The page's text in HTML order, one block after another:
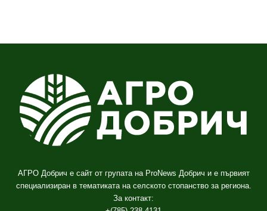
АГРО Добрич е сайт от групата на ProNews Добрич и е първият
специализиран в тематиката на селското стопанство за региона.
За контакт: